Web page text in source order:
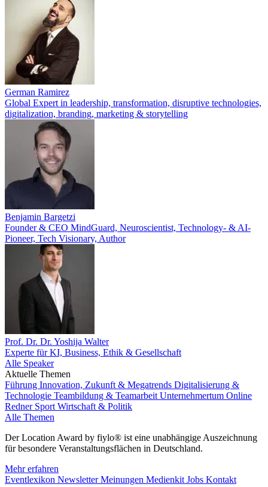
German Ramirez
Global Expert in leadership, transformation, disruptive technologies,
digitalization, branding, marketing & storytelling
Benjamin Bargetzi
Founder & CEO MindGuard, Neuroscientist, Technology- & AI-
Pioneer, Tech Visionary, Author
Prof. Dr. Dr. Yoshija Walter
Experte für KI, Business, Ethik & Gesellschaft
Alle Speaker
Aktuelle Themen
Führung Innovation, Zukunft & Megatrends Digitalisierung &
Technologie Teambildung & Teamarbeit Unternehmertum Online
Redner Sport Wirtschaft & Politik
Alle Themen
Der Location Award by fiylo® ist eine unabhängige Auszeichnung
für besondere Veranstaltungsflächen in Deutschland.
Mehr erfahren
Eventlexikon NewsletterMeinungen Medienkit Jobs Kontakt